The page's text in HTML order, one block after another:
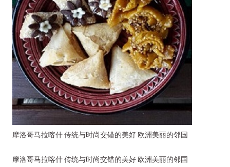
摩洛哥马拉喀什 传统与时尚交错的美好 欧洲美丽的邻国
摩洛哥马拉喀什 传统与时尚交错的美好 欧洲美丽的邻国